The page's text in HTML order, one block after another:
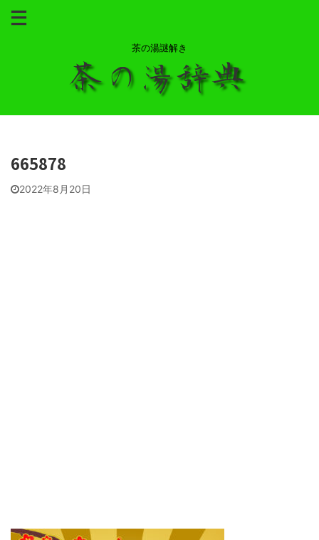
茶の湯謎解き
665878
2022年8月20日